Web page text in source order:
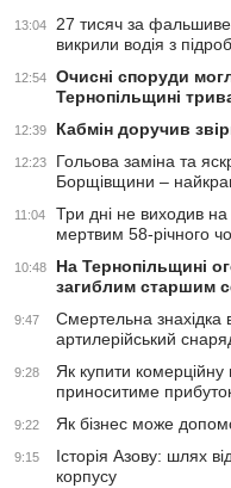
13:04
27 тисяч за фальшиве
викрили водія з
12:54
Очисні споруди
Тернопільщині
12:39 Кабмін доручив
12:23
Гольова заміна та
Борщівщини –
11:04
Три дні не виходив
мертвим 58-річного
10:48
На Тернопільщині
загиблим старшим
9:47
Смертельна знахідка
артилерійський
9:28
Як купити комерційну
приноситиме
9:22 Як бізнес може
9:15
Історія Азову: шлях
корпусу